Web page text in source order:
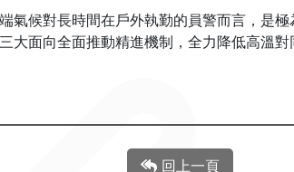
氣候對長時間在戶外執勤的員警而言，是
大面向全面推動精進機制，全力降低高溫
回上一頁